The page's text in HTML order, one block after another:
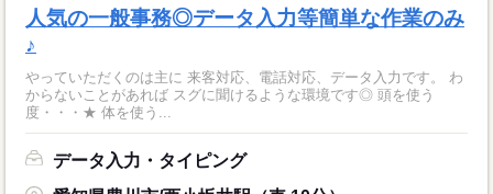
人気の一般事務◎データ入力等簡単な作業のみ
♪
やっていただくのは主に 来客対応、電話対応、データ入力です。 わ
からないことがあれば スグに聞けるような環境です◎ 頭を使う
度・・・★ 体を使う...
データ入力・タイピング